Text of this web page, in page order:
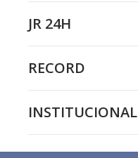
JR 24H
RECORD
INSTITUCIONAL